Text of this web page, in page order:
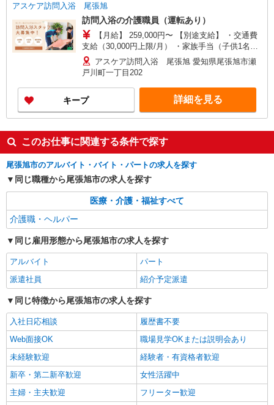
アスケア訪問入浴 尾張旭
訪問入浴の介護職員（運転あり）
【月給】 259,000円〜 【別途支給】 ・交通費
支給（30,000円上限/月） ・家族手当（子供1名に
つき5,000円） ・資格手当（介護福祉士：計
20,000円UP） ・昇給（評価に応じて毎年4月に実
施） ・賞与（夏・冬の年2回） ・残業代全額支給
・退職金制度あり ・キャリアステップ年収モデル
（参考値） 一般職（平均勤続年数5年）390万円
事業所長（平均勤続年数10年 2〜3年で所長にな
年数13年）650万円 エリア長（平均勤続年数17
年）720万円
アスケア訪問入浴 尾張旭 愛知県尾張旭市瀬
戸川町一丁目202
キープ 詳細を見る
このお仕事に関連する条件で探す
尾張旭市のアルバイト・バイト・パートの求人を探す
同じ職種から尾張旭市の求人を探す
医療・介護・福祉すべて
介護職・ヘルパー
同じ雇用形態から尾張旭市の求人を探す
アルバイト
パート
派遣社員
紹介予定派遣
同じ特徴から尾張旭市の求人を探す
入社日応相談
履歴書不要
Web面接OK
職場見学OKまたは説明会あり
未経験歓迎
経験者・有資格者歓迎
新卒・第二新卒歓迎
女性活躍中
主婦・主夫歓迎
フリーター歓迎